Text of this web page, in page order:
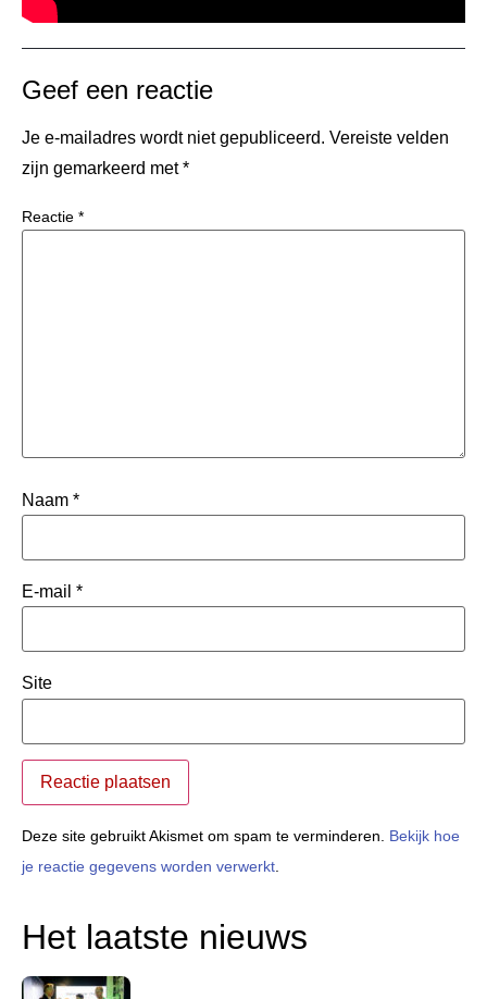
Geef een reactie
Je e-mailadres wordt niet gepubliceerd. Vereiste velden
zijn gemarkeerd met*
Reactie *
Naam *
E-mail *
Site
Deze site gebruikt Akismet om spam te verminderen. Bekijk hoe
je reactie gegevens worden verwerkt.
Het laatste nieuws